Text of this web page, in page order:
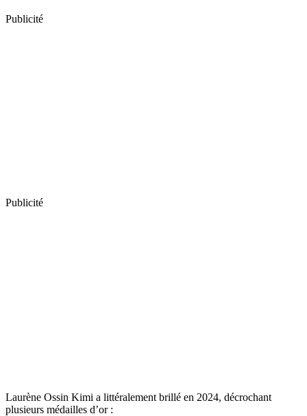
Publicité
Publicité
Laurène Ossin Kimi a littéralement brillé en 2024, décrochant
plusieurs médailles d’or :